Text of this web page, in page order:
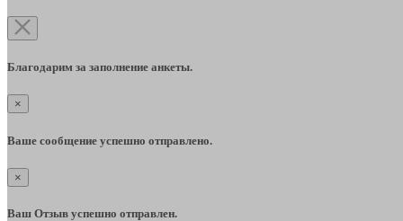
Благодарим за заполнение анкеты.
×
Ваше сообщение успешно отправлено.
×
Ваш Отзыв успешно отправлен.